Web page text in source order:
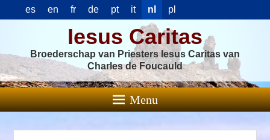
es en fr de pt it nl pl
Iesus Caritas
Broederschap van Priesters Iesus Caritas van
Charles de Foucauld
Menu